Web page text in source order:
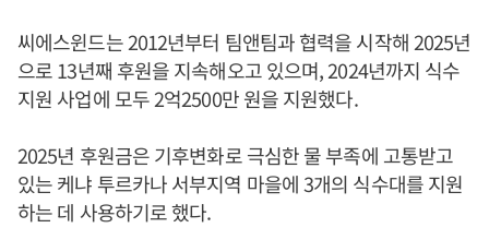
씨에스윈드는 2012년부터 팀앤팀과 협력을 시작해 2025년
으로 13년째 후원을 지속해오고 있으며, 2024년까지 식수
지원 사업에 모두 2억2500만 원을 지원했다.
2025년 후원금은 기후변화로 극심한 물 부족에 고통받고
있는 케냐 투르카나 서부지역 마을에 3개의 식수대를 지원
하는 데 사용하기로 했다.